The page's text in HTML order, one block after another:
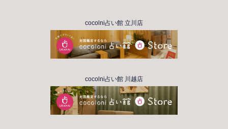
cocolni占い館 立川店
cocolni占い館 川越店